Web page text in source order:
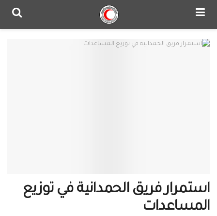
استمرار فريق الحمدانية في توزيع
المساعدات